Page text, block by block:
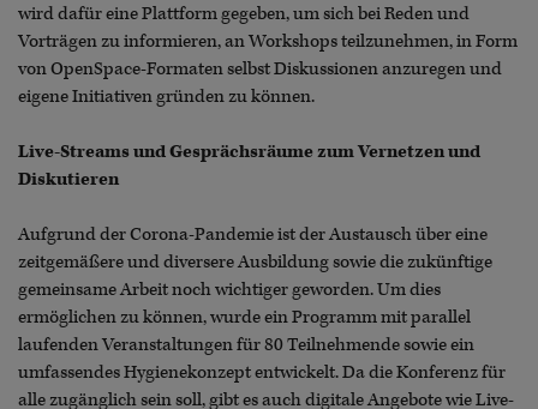
wird dafür eine Plattform gegeben, um sich bei Reden und
Vorträgen zu informieren, an Workshops teilzunehmen, in Form
von OpenSpace-Formaten selbst Diskussionen anzuregen und
eigene Initiativen gründen zu können.
Live-Streams und Gesprächsräume zum Vernetzen und
Diskutieren
Aufgrund der Corona-Pandemie ist der Austausch über eine
zeitgemäßere und diversere Ausbildung sowie die zukünftige
gemeinsame Arbeit noch wichtiger geworden. Um dies
ermöglichen zu können, wurde ein Programm mit parallel
laufenden Veranstaltungen für 80 Teilnehmende sowie ein
umfassendes Hygienekonzept entwickelt. Da die Konferenz für
alle zugänglich sein soll, gibt es auch digitale Angebote wie Live-